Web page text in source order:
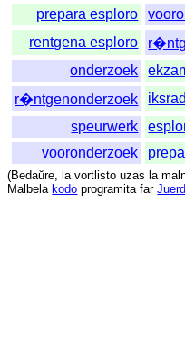
prepara esploro
rentgena esploro
onderzoek
r�ntgenonderzoek
speurwerk
vooronderzoek
(Bedaŭre, la vortlisto uzas la
Malbela kodo programita far